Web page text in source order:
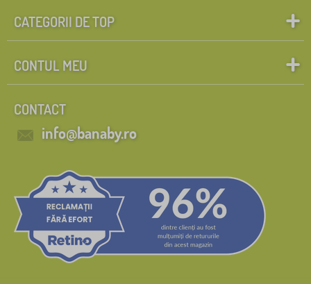
CATEGORII DE TOP
CONTUL MEU
CONTACT
info@banaby.ro